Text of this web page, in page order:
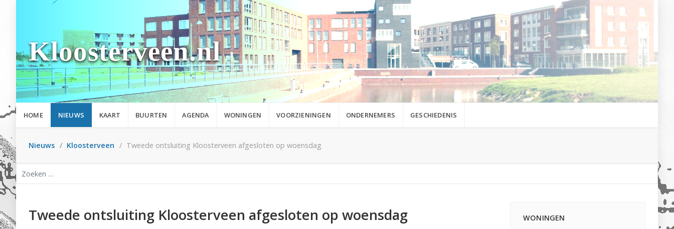
Kloosterveen.nl
HOME NIEUWS KAART BUURTEN AGENDA WONINGEN VOORZIENINGEN ONDERNEMERS GESCHIEDENIS
Nieuws Kloosterveen Tweede ontsluiting Kloosterveen afgesloten op woensdag
Tweede ontsluiting Kloosterveen afgesloten op woensdag WONINGEN